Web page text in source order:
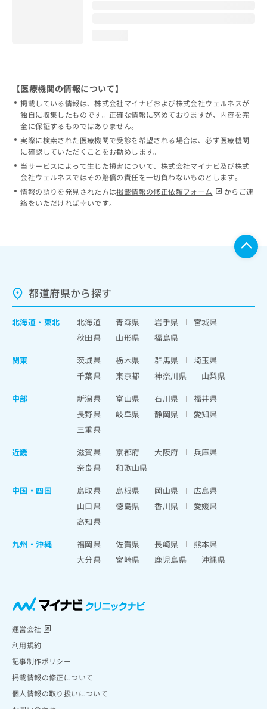
【医療機関の情報について】
掲載している情報は、株式会社マイナビおよび株式会社ウェルネスが
独自に収集したものです。正確な情報に努めておりますが、内容を完
全に保証するものではありません。
実際に検索された医療機関で受診を希望される場合は、必ず医療機関
に確認していただくことをお勧めします。
当サービスによって生じた損害について、株式会社マイナビ及び株式
会社ウェルネスではその賠償の責任を一切負わないものとします。
情報の誤りを発見された方は掲載情報の修正依頼フォーム
からご連
絡をいただければ幸いです。
都道府県から探す
北海道 ・ 東北 北海道 青森県 岩手県
宮城県
秋田県
山形県
福島県
関東
茨城県 栃木県 群馬県
埼玉県
千葉県
東京都 神奈川県
山梨県
中部
新潟県 富山県 石川県
福井県
長野県
岐阜県 静岡県
愛知県
三重県
近畿
滋賀県 京都府 大阪府
兵庫県
奈良県
和歌山県
中国・四国
鳥取県 島根県 岡山県
広島県
山口県
徳島県 香川県
愛媛県
高知県
九州・沖縄
福岡県 佐賀県 長崎県
熊本県
大分県
宮崎県 鹿児島県 沖縄県
運営会社
利用規約
記事制作ポリシー
掲載情報の修正について
個人情報の取り扱いについて